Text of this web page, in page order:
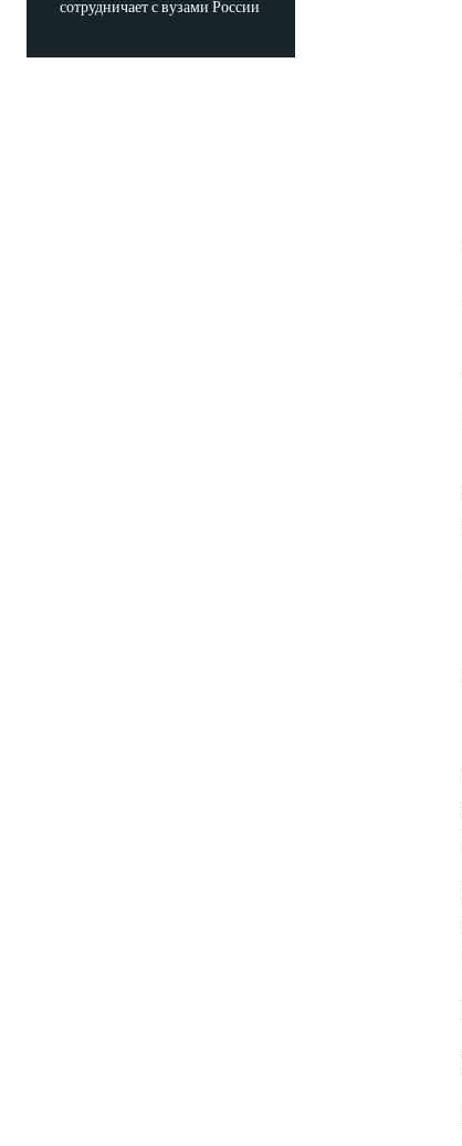
сотрудничает с вузами России